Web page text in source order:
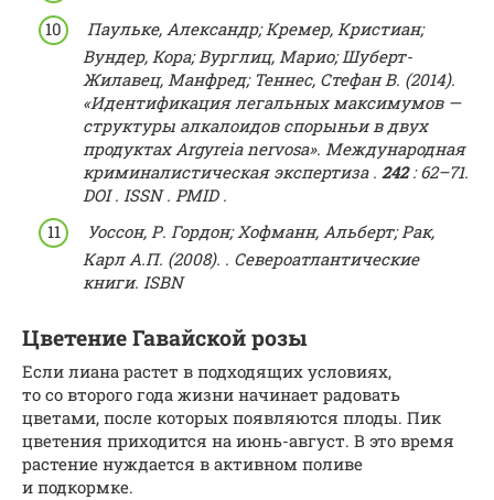
Паульке, Александр; Кремер, Кристиан;
Вундер, Кора; Вурглиц, Марио; Шуберт-
Жилавец, Манфред; Теннес, Стефан В. (2014).
«Идентификация легальных максимумов —
структуры алкалоидов спорыньи в двух
продуктах Argyreia nervosa». Международная
криминалистическая экспертиза. 242: 62–71.
DOI. ISSN. PMID .
Уоссон, Р. Гордон;Хофманн, Альберт;Рак,
Карл А.П. (2008). . Североатлантические
книги. ISBN
Цветение Гавайской розы
Если лиана растет в подходящих условиях,
то со второго года жизни начинает радовать
цветами, после которых появляются плоды. Пик
цветения приходится на июнь-август. В это время
растение нуждается в активном поливе
и подкормке.